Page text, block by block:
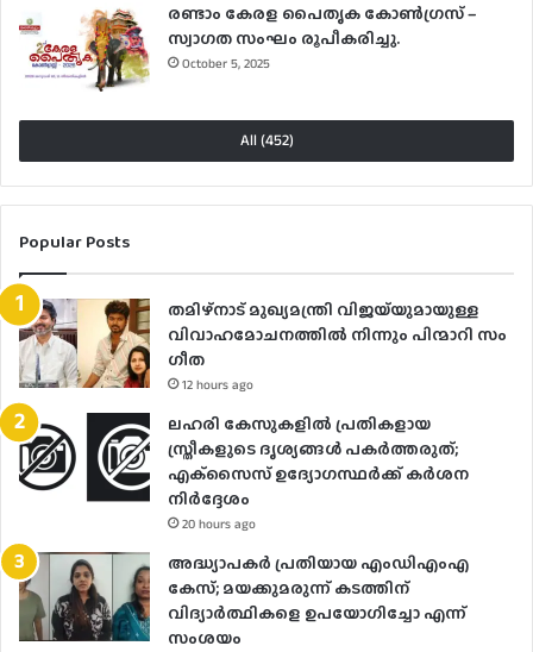
രണ്ടാം കേരള പൈതൃക കോൺഗ്രസ് –
സ്വാഗത സംഘം രൂപീകരിച്ചു.
October 5, 2025
All (452)
Popular Posts
തമിഴ്നാട് മുഖ്യമന്ത്രി വിജയ്‌യുമായുള്ള
വിവാഹമോചനത്തിൽ നിന്നും പിന്മാറി സം​
ഗീത
12 hours ago
ലഹരി കേസുകളിൽ പ്രതികളായ
സ്ത്രീകളുടെ ദൃശ്യങ്ങൾ പകർത്തരുത്;
എക്‌സൈസ് ഉദ്യോഗസ്ഥർക്ക് കർശന
നിർദ്ദേശം
20 hours ago
അദ്ധ്യാപകർ പ്രതിയായ എംഡിഎംഎ
കേസ്; മയക്കുമരുന്ന് കടത്തിന്
വിദ്യാർത്ഥികളെ ഉപയോ​ഗിച്ചോ എന്ന്
സംശയം